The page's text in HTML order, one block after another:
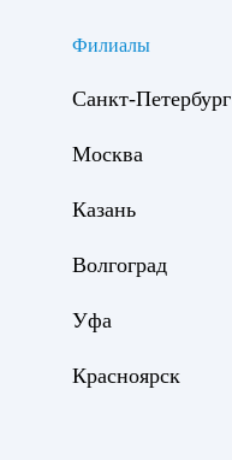
Филиалы
Санкт-Петербург
Москва
Казань
Волгоград
Уфа
Красноярск